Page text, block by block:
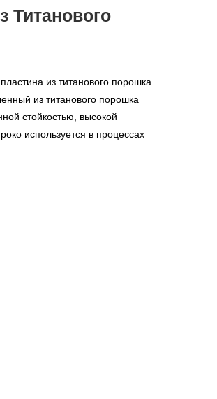
Титанового
из титанового порошка
из титанового порошка
стойкостью, высокой
используется в процессах